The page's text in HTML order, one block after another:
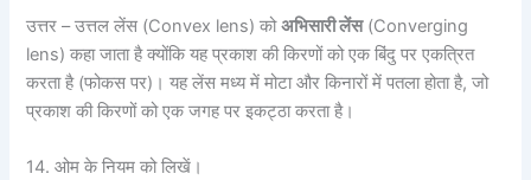
उत्तर – उत्तल लेंस (Convex lens) कोअभिसारी लेंस(Converging
lens) कहा जाता है क्योंकि यह प्रकाश की किरणों को एक बिंदु पर एकत्रित
करता है (फोकस पर)। यह लेंस मध्य में मोटा और किनारों में पतला होता है, जो
प्रकाश की किरणों को एक जगह पर इकट्ठा करता है।
14. ओम के नियम को लिखें।